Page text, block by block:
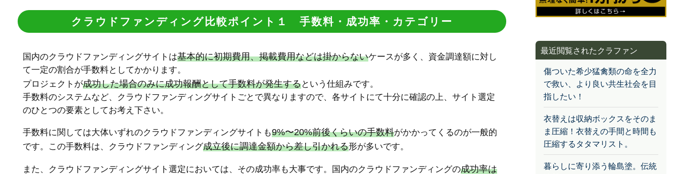
クラウドファンディング比較ポイント１ 手数料・成功率・カテゴリー
国内のクラウドファンディングサイトは基本的に初期費用、掲載費用などは掛からないケースが多く、資金調達額に対し
て一定の割合が手数料としてかかります。
プロジェクトが成功した場合のみに成功報酬として手数料が発生するという仕組みです。
手数料のシステムなど、クラウドファンディングサイトごとで異なりますので、各サイトにて十分に確認の上、サイト選定
のひとつの要素としてお考え下さい。
手数料に関しては大体いずれのクラウドファンディングサイトも9%〜20%前後くらいの手数料がかかってくるのが一般的
です。この手数料は、クラウドファンディング成立後に調達金額から差し引かれる形が多いです。
また、クラウドファンディングサイト選定においては、その成功率も大事です。国内のクラウドファンディングの成功率は
最近閲覧されたクラファン
傷ついた希少猛禽類の命を全力
で救い、より良い共生社会を目
指したい！
衣替えは収納ボックスをそのま
ま圧縮！衣替えの手間と時間も
圧縮するタタマリスト。
暮らしに寄り添う輪島塗。伝統